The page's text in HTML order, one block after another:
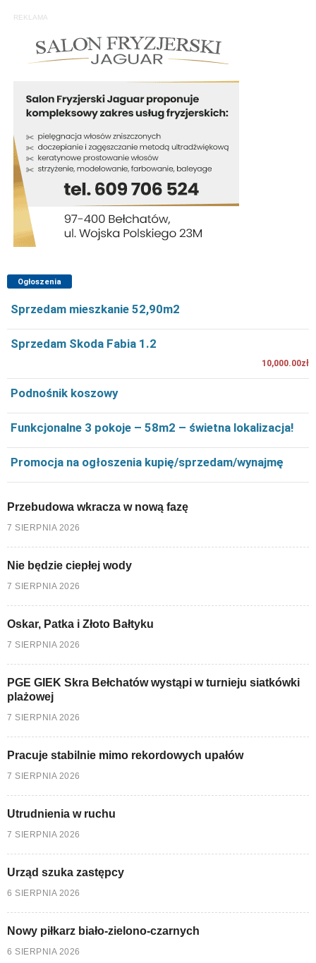
REKLAMA
Ogłoszenia
Sprzedam mieszkanie 52,90m2
Sprzedam Skoda Fabia 1.2
10,000.00zł
Podnośnik koszowy
Funkcjonalne 3 pokoje – 58m2 – świetna lokalizacja!
Promocja na ogłoszenia kupię/sprzedam/wynajmę
Przebudowa wkracza w nową fazę
7 SIERPNIA 2026
Nie będzie ciepłej wody
7 SIERPNIA 2026
Oskar, Patka i Złoto Bałtyku
7 SIERPNIA 2026
PGE GIEK Skra Bełchatów wystąpi w turnieju siatkówki
plażowej
7 SIERPNIA 2026
Pracuje stabilnie mimo rekordowych upałów
7 SIERPNIA 2026
Utrudnienia w ruchu
7 SIERPNIA 2026
Urząd szuka zastępcy
6 SIERPNIA 2026
Nowy piłkarz biało-zielono-czarnych
6 SIERPNIA 2026